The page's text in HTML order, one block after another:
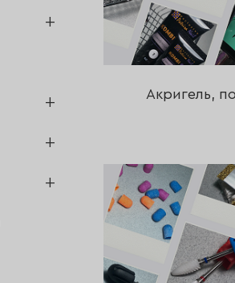
Акригель,